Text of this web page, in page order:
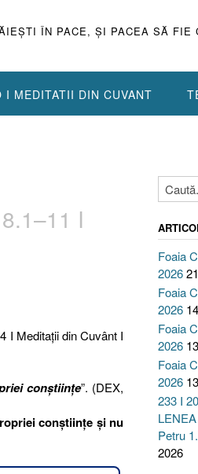
ÎN PACE, ŞI PACEA SĂ FIE
I MEDITATII DIN CUVANT
I
I Meditaţii din Cuvânt I
conștiințe”. (DEX,
conștiințe și nu
Foaia
2026
Foaia
2026
Foaia
2026
Foaia
2026
233 I
Petru
2026